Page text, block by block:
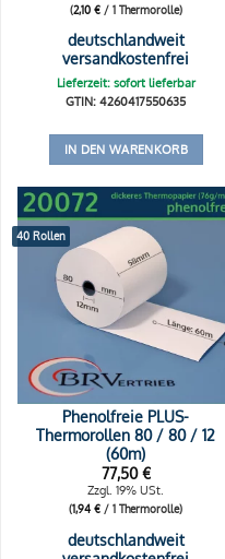
(2,10 €/ 1 Thermorolle)
deutschlandweit
versandkostenfrei
Lieferzeit: sofort lieferbar
GTIN: 4260417550635
IN DEN WARENKORB
40 Rollen
Phenolfreie PLUS-
Thermorollen 80 / 80 / 12
(60m)
77,50€
Zzgl. 19% USt.
(1,94€ / 1 Thermorolle)
deutschlandweit